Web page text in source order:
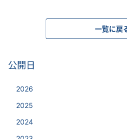
一覧に戻
公開日
2026
2025
2024